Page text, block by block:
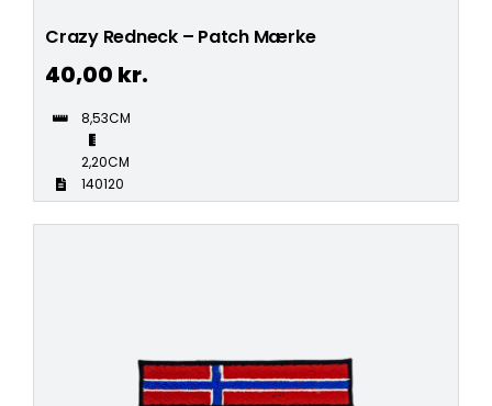
Crazy Redneck – Patch Mærke
40,00 kr.
8,53CM
2,20CM
140120